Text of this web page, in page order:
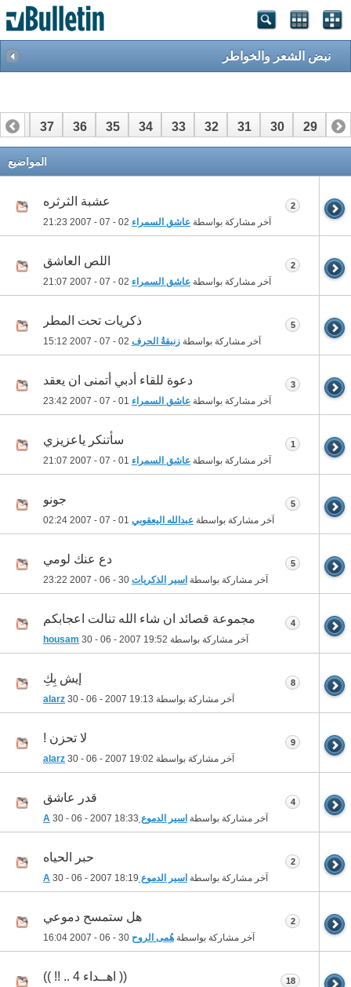
نبض الشعر والخواطر
28
29
30
31
32
33
34
35
36
37
38
57
58
المواضيع
عشبة الثرثره
آخر مشاركة بواسطة عاشق السمراء 21:23
2
اللص العاشق
آخر مشاركة بواسطة عاشق السمراء 21:07
2
ذكريات تحت المطر
آخر مشاركة بواسطة زنبقةُ الحرف 15:12
5
دعوة للقاء أدبي أتمنى ان يعقد
آخر مشاركة بواسطة عاشق السمراء 23:42
3
سأتنكر ياعزيزي
آخر مشاركة بواسطة عاشق السمراء 21:07
1
جونو
آخر مشاركة بواسطة عبدالله اليعقوبي 02:24
5
دع عنك لومي
آخر مشاركة بواسطة اسير الذكريات 23:22
5
مجموعة قصائد ان شاء الله تنالت اعجابكم
آخر مشاركة بواسطة housam 30 - 06 - 2007 19:52
4
إيش بِكِ
آخر مشاركة بواسطة alarz 30 - 06 - 2007 19:13
8
لا تحزن !
آخر مشاركة بواسطة alarz 30 - 06 - 2007 19:02
9
قدر عاشق
آخر مشاركة بواسطة اسير الدموع A 30 - 06 - 2007 18:33
4
حبر الحياه
آخر مشاركة بواسطة اسير الدموع A 30 - 06 - 2007 18:19
2
هل ستمسح دموعي
آخر مشاركة بواسطة هُمى الروح 16:04
2
(( اهــداء 4 .. !! )) 18